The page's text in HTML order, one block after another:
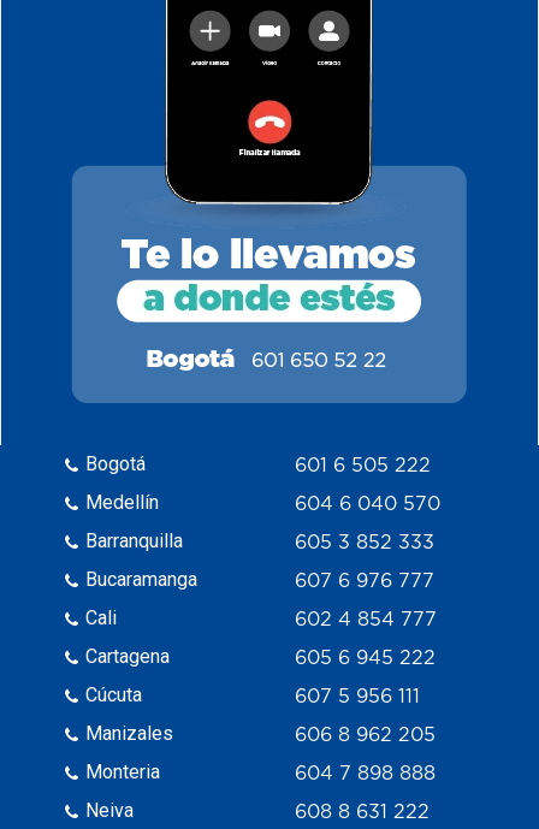
Bogotá
Medellín
Barranquilla
Bucaramanga
Cali
Cartagena
Cúcuta
Manizales
Monteria
Neiva
601 6 505 222
604 6 040 570
605 3 852 333
607 6 976 777
602 4 854 777
605 6 945 222
607 5 956 111
606 8 962 205
604 7 898 888
608 8 631 222